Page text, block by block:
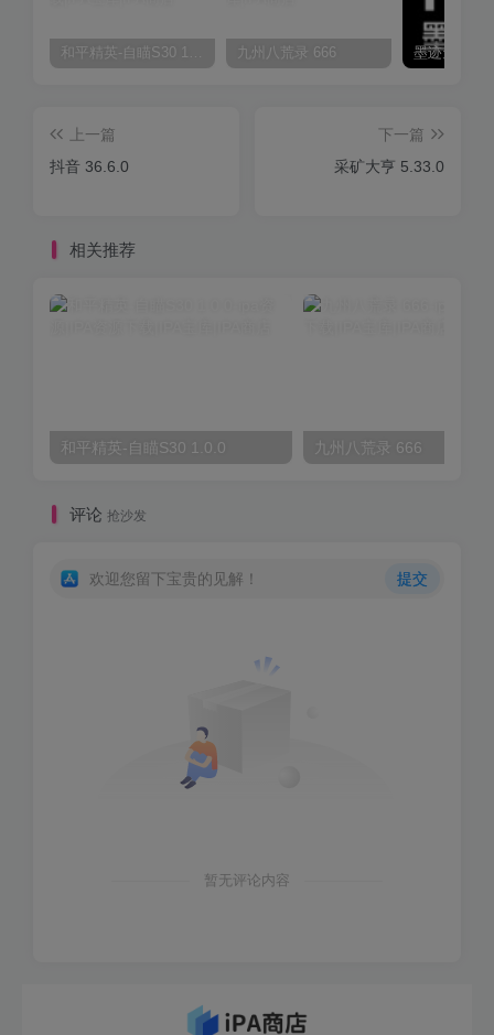
和平精英-自瞄S30 1.0.0 九州八荒录 666
上一篇
抖音 36.6.0
下一篇
采矿大亨 5.33.0
相关推荐
和平精英-自瞄S30 1.0.0 九州八荒录 666
评论 抢沙发
欢迎您留下宝贵的见解！ 提交
暂无评论内容